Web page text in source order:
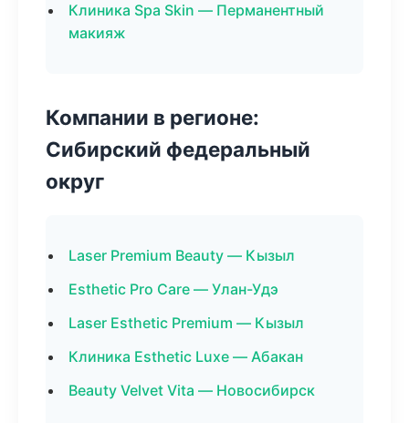
Клиника Spa Skin — Перманентный
макияж
Компании в регионе:
Сибирский федеральный
округ
Laser Premium Beauty — Кызыл
Esthetic Pro Care — Улан-Удэ
Laser Esthetic Premium — Кызыл
Клиника Esthetic Luxe — Абакан
Beauty Velvet Vita — Новосибирск